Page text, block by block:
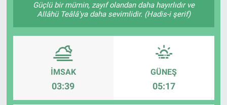
Güçlü bir mümin, zayıf olandan daha hayırlıdır ve
Allâhü Teâlâ'ya daha sevimlidir. (Hadis-i şerif)
İMSAK
03:39
GÜNEŞ
05:17
KÜLTÜR-SANAT
Yerel Haber
Politika